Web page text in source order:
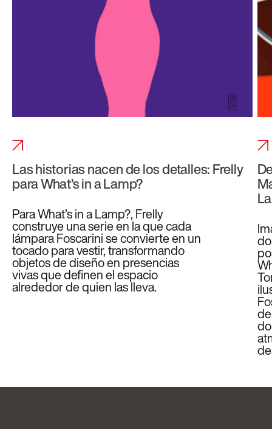
Las historias nacen de los detalles: Frelly
para What’s in a Lamp?
Para What’s in a Lamp?, Frelly
construye una serie en la que cada
lámpara Foscarini se convierte en un
tocado para vestir, transformando
objetos de diseño en presencias
vivas que definen el espacio
alrededor de quien las lleva.